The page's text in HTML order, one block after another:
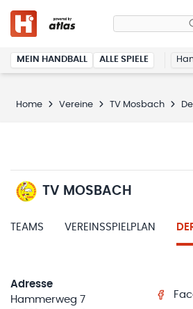
MEIN HANDBALL ALLE SPIELE
Home Vereine TV Mosbach
TV MOSBACH
TEAMS VEREINSSPIELPLAN
Adresse
Hammerweg 7